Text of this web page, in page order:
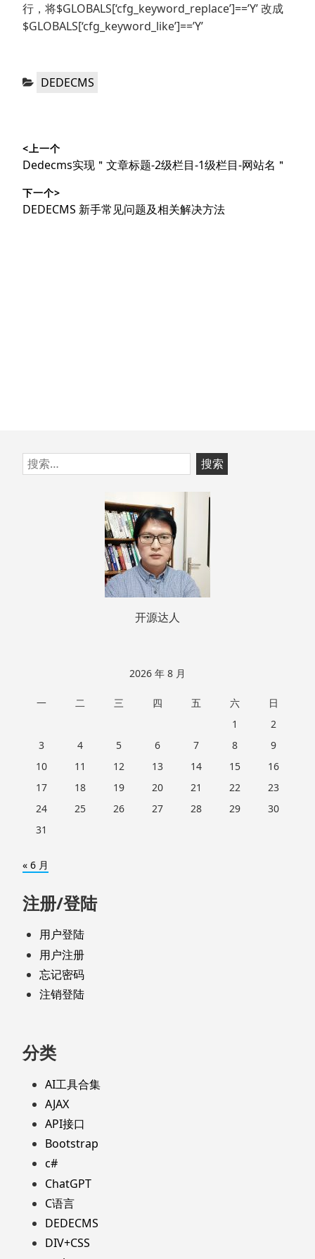
行，将$GLOBALS[‘cfg_keyword_replace’]==’Y’ 改成
$GLOBALS[‘cfg_keyword_like’]==’Y’
分
DEDECMS
章
导
航
<上一个
上
文
章：
Dedecms实现＂文章标题-2级栏目-1级栏目-网站名＂
下一个>
下
DEDECMS 新手常见问题及相关解决方法
跳
至
搜
索：
开源达人
2026 年 8 月
一 二 三 四 五 六
日
1
2
3
4 5 6 7 8
9
10
11 12 13 14 15
16
17
18 19 20 21 22
23
24
25 26 27 28 29
30
31
« 6 月
注册/登陆
用户登陆
用户注册
忘记密码
注销登陆
分类
AI工具合集
AJAX
API接口
Bootstrap
c#
ChatGPT
C语言
DEDECMS
DIV+CSS